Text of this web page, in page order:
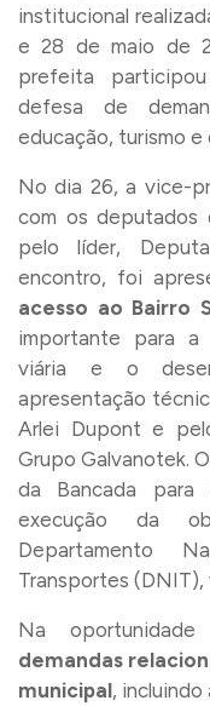
institucional
e 28 de maio de
prefeita
defesa de
educação, turismo
No dia 26, a vice-
com os deputados
pelo líder,
encontro, foi
acesso ao Bairro
importante para a
viária e o
apresentação
Arlei Dupont e
Grupo Galvanotek.
da Bancada para
execução da
Departamento
Transportes
Na oportunidade
demandas
municipal,